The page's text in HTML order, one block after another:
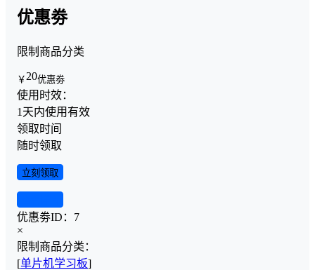
优惠劵
限制商品分类
￥ 20优惠劵
使用时效：
1天内使用有效
领取时间
随时领取
立刻领取
优惠劵ID： 7
×
限制商品分类：
[单片机学习板]